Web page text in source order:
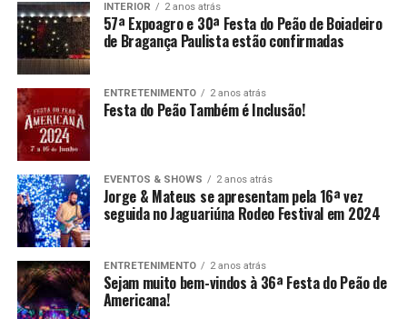
INTERIOR 2 anos atrás
57ª Expoagro e 30ª Festa do Peão de Boiadeiro
de Bragança Paulista estão confirmadas
ENTRETENIMENTO 2 anos atrás
Festa do Peão Também é Inclusão!
EVENTOS & SHOWS 2 anos atrás
Jorge & Mateus se apresentam pela 16ª vez
seguida no Jaguariúna Rodeo Festival em 2024
ENTRETENIMENTO 2 anos atrás
Sejam muito bem-vindos à 36ª Festa do Peão de
Americana!